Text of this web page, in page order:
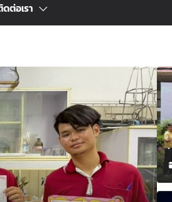
ดต่อเรา
.